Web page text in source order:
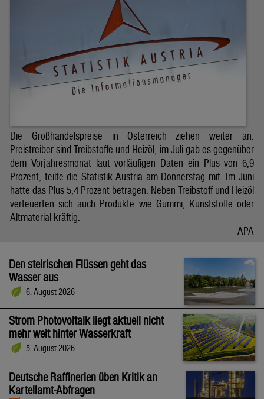
Die Großhandelspreise in Österreich ziehen weiter an.
Preistreiber sind Treibstoffe und Heizöl, im Juli gab es gegenüber
dem Vorjahresmonat laut vorläufigen Daten ein Plus von 6,9
Prozent, teilte die Statistik Austria am Donnerstag mit. Im Juni
hatte das Plus 5,4 Prozent betragen. Neben Treibstoff und Heizöl
verteuerten sich auch Produkte wie Gummi, Kunststoffe oder
Altmaterial kräftig.
APA
Den steirischen Flüssen geht das
Wasser aus
6. August 2026
Strom Photovoltaik liegt aktuell nicht
mehr weit hinter Wasserkraft
5. August 2026
Deutsche Raffinerien üben Kritik an
Kartellamt-Abfragen